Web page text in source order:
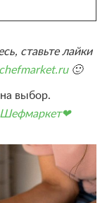
ставьте лайки
🙂
выбор.
Шефмаркет❤